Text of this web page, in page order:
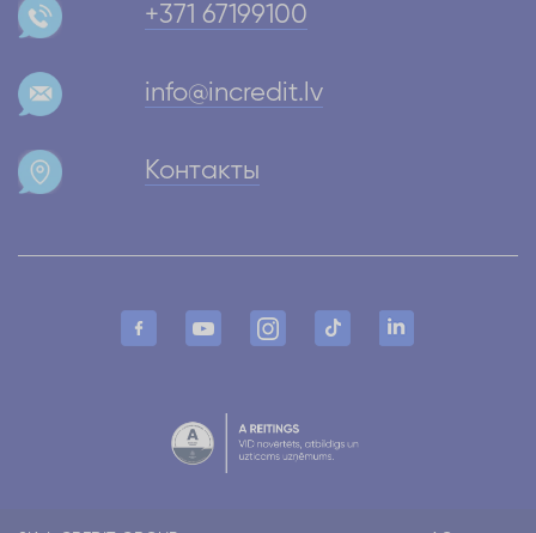
+371 67199100
info@incredit.lv
Контакты